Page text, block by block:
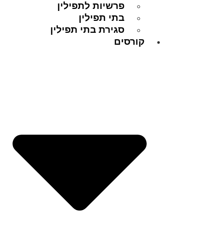
פרשיות לתפילין
בתי תפילין
סגירת בתי תפילין
קורסים